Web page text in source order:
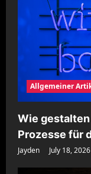
Allgemeiner
Wie
Prozesse für
Jayden July 18, 2026